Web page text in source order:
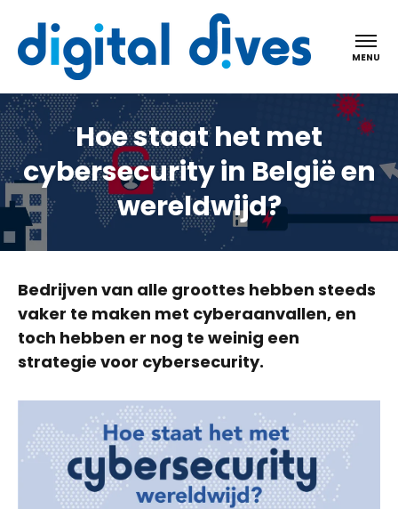
MENU
Hoe staat het met
cybersecurity in België en
wereldwijd?
Bedrijven van alle groottes hebben steeds
vaker te maken met cyberaanvallen, en
toch hebben er nog te weinig een
strategie voor cybersecurity.